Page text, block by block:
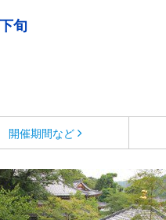
旬
開催期間など